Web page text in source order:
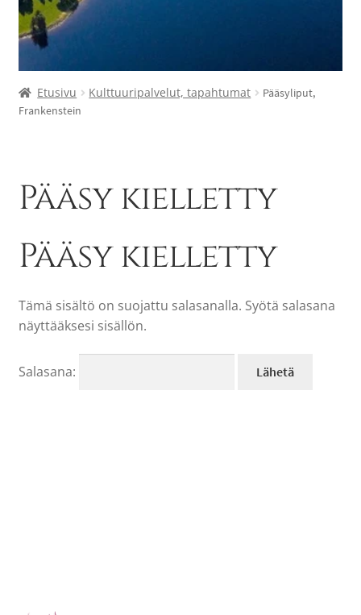
Etusivu Kulttuuripalvelut, tapahtumat
Pääsyliput,
Frankenstein
Pääsy kielletty
Pääsy kielletty
Tämä sisältö on suojattu salasanalla. Syötä salasana
näyttääksesi sisällön.
Salasana: